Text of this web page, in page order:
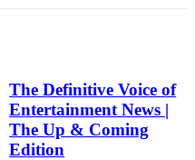
The Definitive Voice of
Entertainment News |
The Up & Coming
Edition